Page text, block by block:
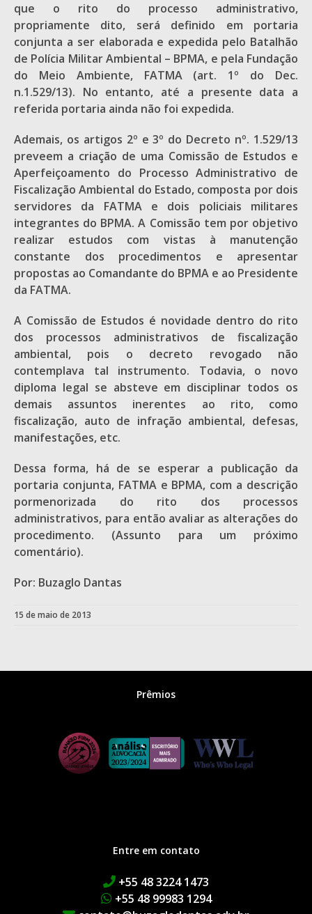
que o rito do processo administrativo,
propriamente dito, será definido em portaria
conjunta a ser elaborada e expedida pelo Batalhão
de Polícia Militar Ambiental – BPMA, e pela Fundação
do Meio Ambiente, FATMA (art. 1º do Dec.
n.1.529/13). No entanto, até a presente data a
referida portaria ainda não foi expedida.
Ademais, os artigos 2º e 3º do Decreto nº. 1.529/13
preveem a criação de uma Comissão de Estudos e
Aperfeiçoamento do Processo Administrativo de
Fiscalização Ambiental do Estado, composta por dois
servidores da FATMA e dois policiais militares
integrantes do BPMA. A Comissão tem por objetivo
realizar estudos com vistas à manutenção
constante dos procedimentos e apresentar
propostas ao Comandante do BPMA e ao Presidente
da FATMA.
A Comissão de Estudos é novidade dentro do rito
dos processos administrativos de fiscalização
ambiental, pois o decreto revogado não
contemplava tal instrumento. Todavia, o novo
diploma legal se absteve em disciplinar todos os
demais assuntos inerentes ao rito, como
fiscalização, auto de infração ambiental, defesas,
manifestações, etc.
Dessa forma, há de se esperar a publicação da
portaria conjunta, FATMA e BPMA, com a descrição
pormenorizada do rito dos processos
administrativos, para então avaliar as alterações do
procedimento. (Assunto para um próximo
comentário).
Por: Buzaglo Dantas
15 de maio de 2013
Prêmios
Entre em contato
+55 48 3224 1473
+55 48 99983 1294